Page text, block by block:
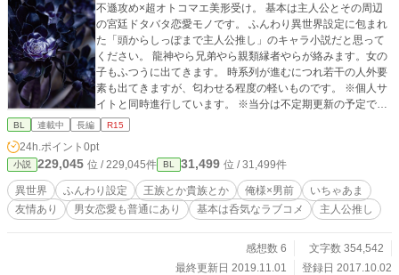
不遜攻め×超オトコマエ美形受け。 基本は主人公とその周辺
の宮廷ドタバタ恋愛モノです。 ふんわり異世界設定に包まれ
た「頭からしっぽまで主人公推し」のキャラ小説だと思って
ください。 龍神やら兄弟やら親類縁者やらが絡みます。女の
子もふつうに出てきます。 時系列が進むにつれ若干の人外要
素も出てきますが、匂わせる程度の軽いものです。 ※個人サ
イトと同時進行しています。 ※当分は不定期更新の予定で
す。 ※表紙画像はNEO HIMEISMさんからお借りしました。
BL 連載中 長編 R15
24h.ポイント 0pt
小説 229,045 位 / 229,045件 BL 31,499 位 / 31,499件
異世界 ふんわり設定 王族とか貴族とか 俺様×男前
いちゃあま
友情あり
男女恋愛も普通にあり 基本は呑気なラブコメ 主人公推し
感想数 6
文字数 354,542
最終更新日 2019.11.01
登録日 2017.10.02